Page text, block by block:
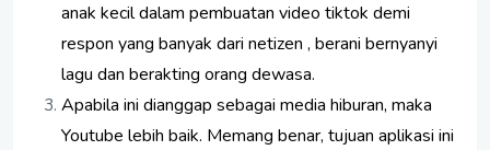
anak kecil dalam pembuatan video tiktok demi
respon yang banyak dari netizen , berani bernyanyi
lagu dan berakting orang dewasa.
Apabila ini dianggap sebagai media hiburan, maka
Youtube lebih baik. Memang benar, tujuan aplikasi ini